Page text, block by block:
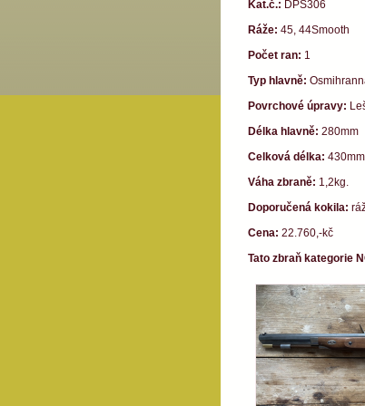
Kat.č.: DPS306
Ráže: 45, 44Smooth
Počet ran: 1
Typ hlavně:
Povrchové úpravy:
Délka hlavně: 280mm
Celková délka: 430mm
Váha zbraně: 1,2kg.
Doporučená kokila:
Cena: 22.760,-kč
Tato zbraň kategorie